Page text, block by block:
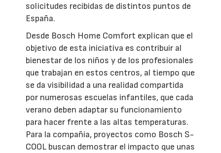
solicitudes recibidas de distintos puntos de
España.
Desde Bosch Home Comfort explican que el
objetivo de esta iniciativa es contribuir al
bienestar de los niños y de los profesionales
que trabajan en estos centros, al tiempo que
se da visibilidad a una realidad compartida
por numerosas escuelas infantiles, que cada
verano deben adaptar su funcionamiento
para hacer frente a las altas temperaturas.
Para la compañía, proyectos como Bosch S-
COOL buscan demostrar el impacto que unas